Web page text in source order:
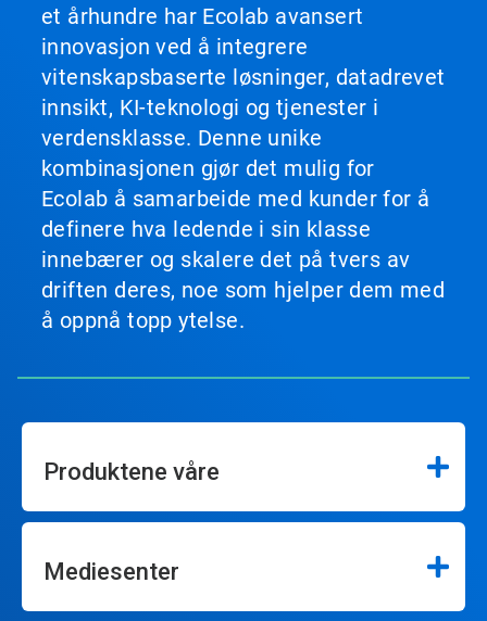
et århundre har Ecolab avansert
innovasjon ved å integrere
vitenskapsbaserte løsninger, datadrevet
innsikt, KI-teknologi og tjenester i
verdensklasse. Denne unike
kombinasjonen gjør det mulig for
Ecolab å samarbeide med kunder for å
definere hva ledende i sin klasse
innebærer og skalere det på tvers av
driften deres, noe som hjelper dem med
å oppnå topp ytelse.
Produktene våre
Mediesenter